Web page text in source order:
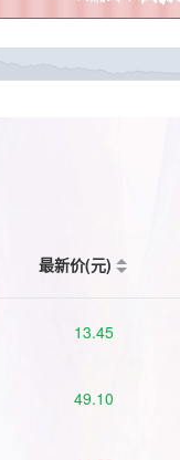
最新价(元)
13.45
49.10